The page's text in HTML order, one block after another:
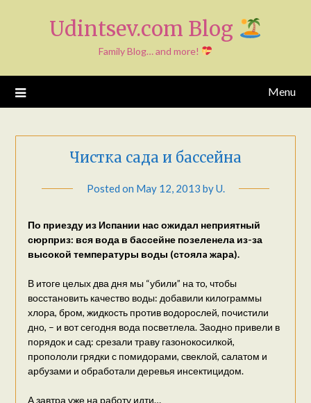
Udintsev.com Blog
Family Blog… and more!
Menu
Чистка сада и бассейна
Posted on May 12, 2013 byU.
По приезду из Испании нас ожидал неприятный
сюрприз: вся вода в бассейне позеленела из-за
высокой температуры воды (стоялa жара).
В итоге целых два дня мы “убили” на то, чтобы
восстановить качество воды: добавили килограммы
хлора, бром, жидкость против водорослей, почистили
дно, – и вот сегодня вода посветлела. Заодно привели в
порядок и сад: срезали траву газонокосилкой,
пропололи грядки с помидорами, свеклой, салатом и
арбузами и обработали деревья инсектицидом.
А завтра уже на работу идти…